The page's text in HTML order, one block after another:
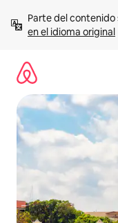
contenido
Parte del
en el idioma original